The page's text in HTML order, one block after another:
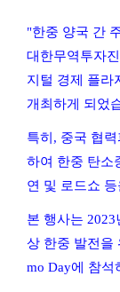
"한중 양국 간
대한무역투자
지털 경제 플라
개최하게 되었
특히, 중국 협
하여 한중 탄소
연 및 로드쇼
본 행사는
상 한중 발전을
mo Day에 참석